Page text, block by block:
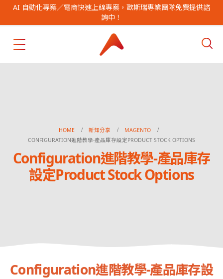
AI 自動化專案／電商快速上線專案，歐斯瑞專業團隊免費提供諮
詢中！
HOME 新知分享
MAGENTO
CONFIGURATION進階教學-產品庫存設定PRODUCT STOCK OPTIONS
Configuration進階教學-產品庫存
設定Product Stock Options
Configuration進階教學-產品庫存設